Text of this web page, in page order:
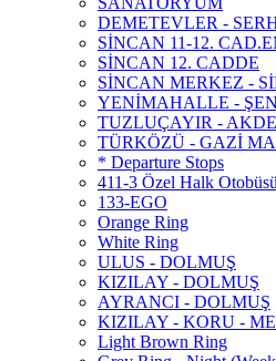
DEMETEVLER -
SİNCAN 11-12.
SİNCAN 12. CADDE
SİNCAN MERKEZ -
YENİMAHALLE -
TUZLUÇAYIR -
TÜRKÖZÜ - GAZİ
* Departure Stops
411-3 Özel Halk Otobüsü
133-EGO
Orange Ring
White Ring
ULUS - DOLMUŞ
KIZILAY - DOLMUŞ
AYRANCI - DOLMUŞ
KIZILAY - KORU -
Light Brown Ring